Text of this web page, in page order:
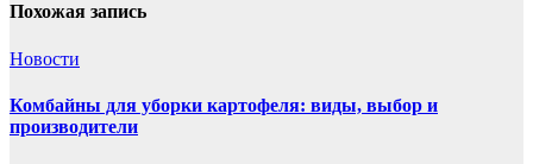
Похожая запись
Новости
Комбайны для уборки картофеля: виды, выбор и
производители